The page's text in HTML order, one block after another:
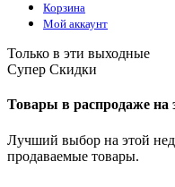
Корзина
Мой аккаунт
Только в эти выходные
Супер Скидки
Товары в распродаже на
Лучший выбор на этой
продаваемые товары.